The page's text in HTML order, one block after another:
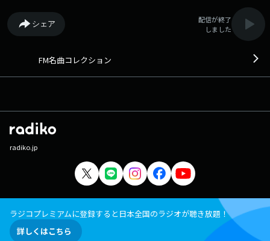
https://fmfukuoka.co.jp/message/?program_id=30
シェア
配信が終了
しました
FM名曲コレクション
radiko.jp
ラジコプレミアムに登録すると日本全国のラジオが聴き放題！
詳しくはこちら